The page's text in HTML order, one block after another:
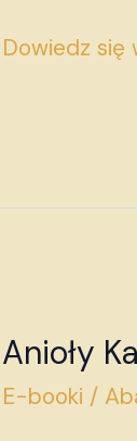
poznania
Dowiedz się
Anioły
E-booki /
Anioły
Kabały